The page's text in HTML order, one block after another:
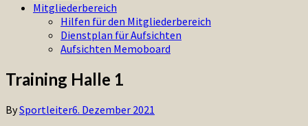
Mitgliederbereich
Hilfen für den Mitgliederbereich
Dienstplan für Aufsichten
Aufsichten Memoboard
Training Halle 1
BySportleiter6. Dezember 2021